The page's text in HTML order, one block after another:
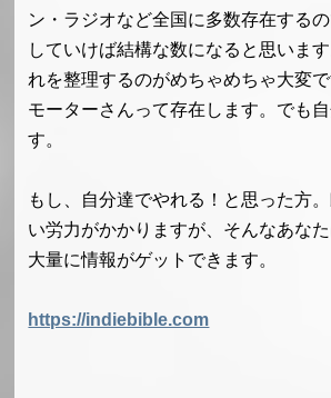
ン・ラジオなど全国に多数存在する
していけば結構な数になると思いま
れを整理するのがめちゃめちゃ大変
モーターさんって存在します。でも
す。
もし、自分達でやれる！と思った方
い労力がかかりますが、そんなあな
大量に情報がゲットできます。
https://indiebible.com